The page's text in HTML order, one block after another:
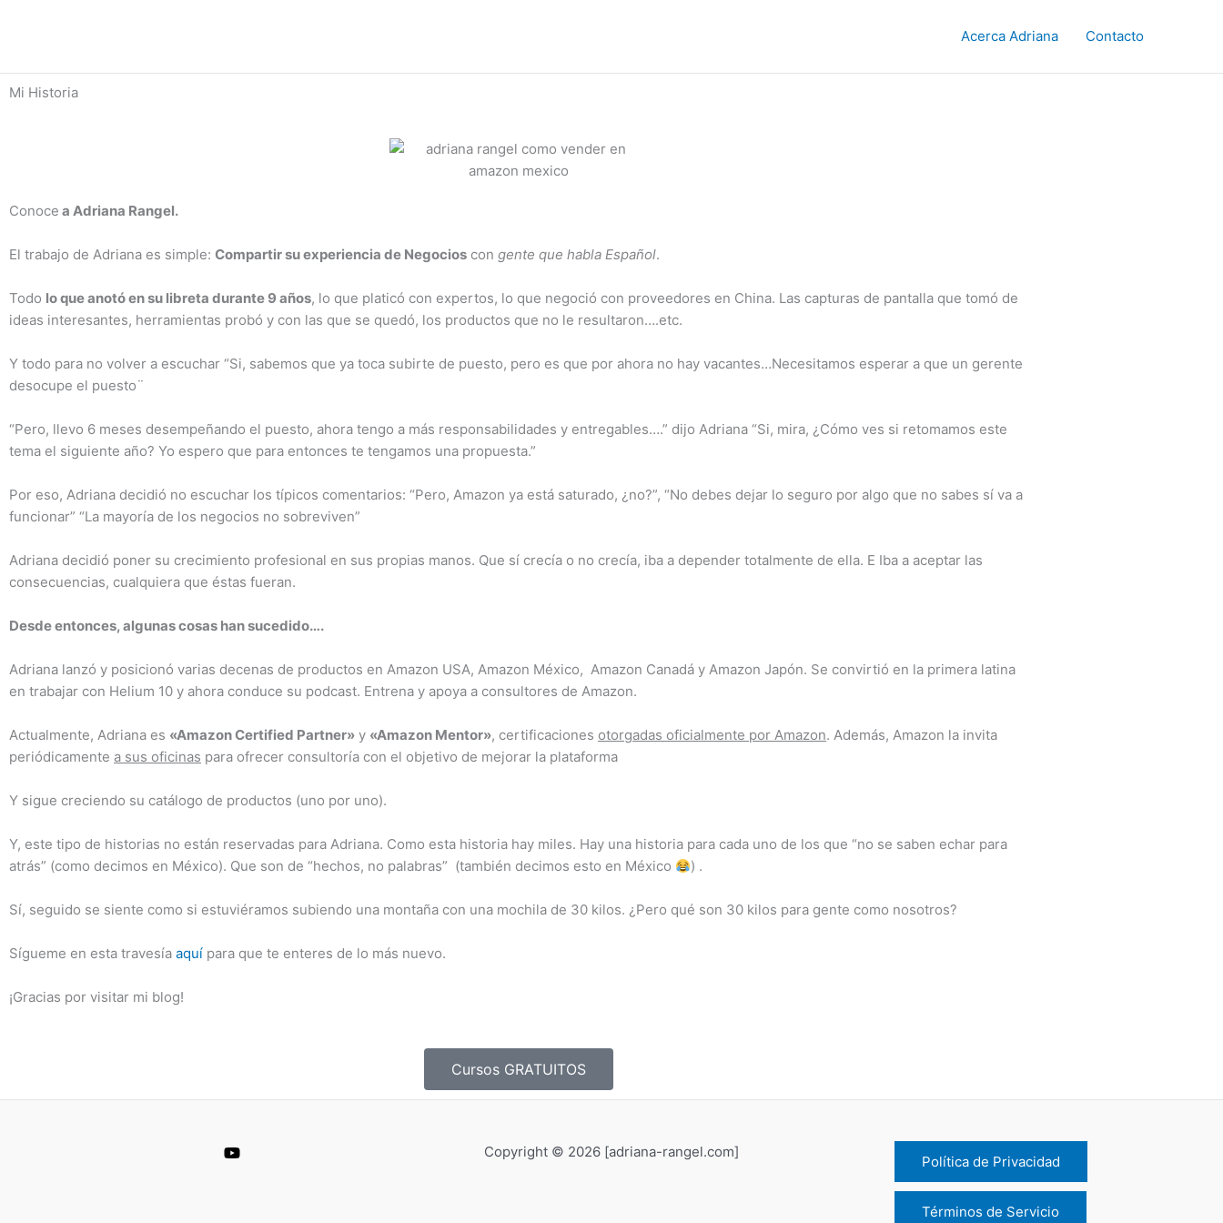
Acerca Adriana Contacto
Mi Historia
Conoce a Adriana Rangel.
El trabajo de Adriana es simple: Compartir su experiencia de Negocios con gente que habla Español.
Todo lo que anotó en su libreta durante 9 años, lo que platicó con expertos, lo que negoció con proveedores en China. Las capturas de pantalla que tomó de
ideas interesantes, herramientas probó y con las que se quedó, los productos que no le resultaron….etc.
Y todo para no volver a escuchar “Si, sabemos que ya toca subirte de puesto, pero es que por ahora no hay vacantes…Necesitamos esperar a que un gerente
desocupe el puesto¨
“Pero, llevo 6 meses desempeñando el puesto, ahora tengo a más responsabilidades y entregables….” dijo Adriana “Si, mira, ¿Cómo ves si retomamos este
tema el siguiente año? Yo espero que para entonces te tengamos una propuesta.”
Por eso, Adriana decidió no escuchar los típicos comentarios: “Pero, Amazon ya está saturado, ¿no?”, “No debes dejar lo seguro por algo que no sabes sí va a
funcionar” “La mayoría de los negocios no sobreviven”
Adriana decidió poner su crecimiento profesional en sus propias manos. Que sí crecía o no crecía, iba a depender totalmente de ella. E Iba a aceptar las
consecuencias, cualquiera que éstas fueran.
Desde entonces, algunas cosas han sucedido….
Adriana lanzó y posicionó varias decenas de productos en Amazon USA, Amazon México, Amazon Canadá y Amazon Japón. Se convirtió en la primera latina
en trabajar con Helium 10 y ahora conduce su podcast. Entrena y apoya a consultores de Amazon.
Actualmente, Adriana es «Amazon Certified Partner» y «Amazon Mentor», certificaciones otorgadas oficialmente por Amazon. Además, Amazon la invita
periódicamente a sus oficinas para ofrecer consultoría con el objetivo de mejorar la plataforma
Y sigue creciendo su catálogo de productos (uno por uno).
Y, este tipo de historias no están reservadas para Adriana. Como esta historia hay miles. Hay una historia para cada uno de los que “no se saben echar para
atrás” (como decimos en México). Que son de “hechos, no palabras” (también decimos esto en México
) .
Sí, seguido se siente como si estuviéramos subiendo una montaña con una mochila de 30 kilos. ¿Pero qué son 30 kilos para gente como nosotros?
Sígueme en esta travesía aquí para que te enteres de lo más nuevo.
¡Gracias por visitar mi blog!
Cursos GRATUITOS
Copyright © 2026 [adriana-rangel.com]
Política de Privacidad
Términos de Servicio